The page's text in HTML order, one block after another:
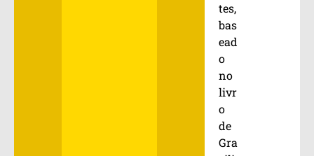
tes,
bas
ead
o
no
livr
o
de
Gra